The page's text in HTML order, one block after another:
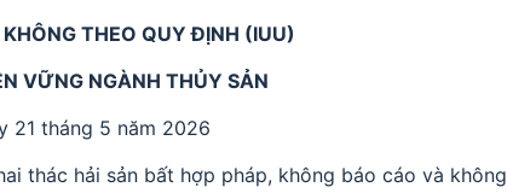
THEO QUY ĐỊNH (IUU)
VỮNG NGÀNH THỦY SẢN
21 tháng 5 năm 2026
thác hải sản bất hợp pháp, không báo cáo và không